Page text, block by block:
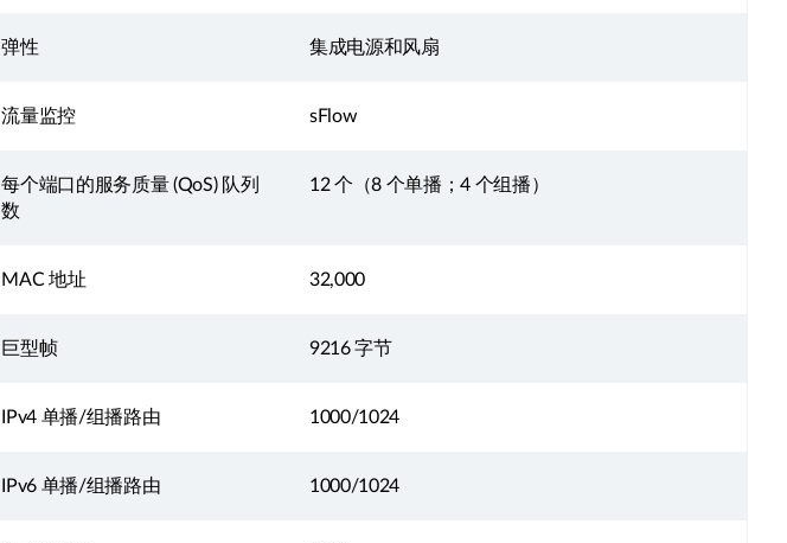
弹性 集成电源和风扇
流量监控 sFlow
每个端口的服务质量 (QoS) 队列
数
12 个（8 个单播；4 个组播）
MAC 地址 32,000
巨型帧 9216 字节
IPv4 单播/组播路由 1000/1024
IPv6 单播/组播路由 1000/1024